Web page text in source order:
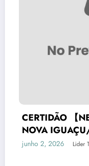
DE IMÓVEL】-